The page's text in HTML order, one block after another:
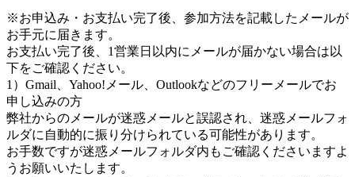
※お申込み・お支払い完了後、参加方法を記載したメールが
お手元に届きます。
お支払い完了後、1営業日以内にメールが届かない場合は以
下をご確認ください。
1）Gmail、Yahoo!メール、Outlookなどのフリーメールでお
申し込みの方
弊社からのメールが迷惑メールと誤認され、迷惑メールフォ
ルダに自動的に振り分けられている可能性があります。
お手数ですが迷惑メールフォルダ内もご確認くださいますよ
うお願いいたします。